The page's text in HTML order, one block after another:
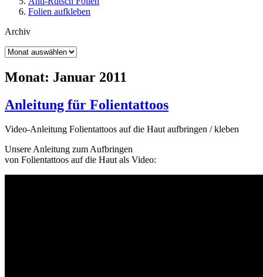
Folien aufkleben
Archiv
Archiv
Monat: Januar 2011
Anleitung für Folientattoos
Video-Anleitung Folientattoos auf die Haut aufbringen / kleben
Unsere Anleitung zum Aufbringen
von Folientattoos auf die Haut als Video: